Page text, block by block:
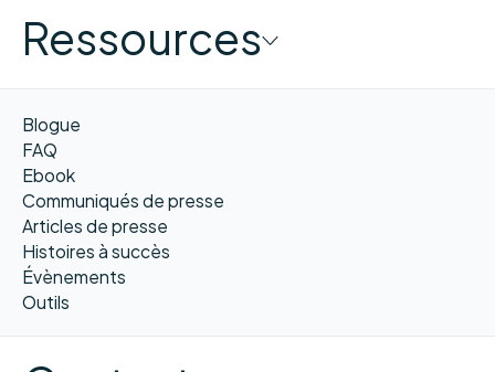
Ressources
Blogue
FAQ
Ebook
Communiqués de presse
Articles de presse
Histoires à succès
Évènements
Outils